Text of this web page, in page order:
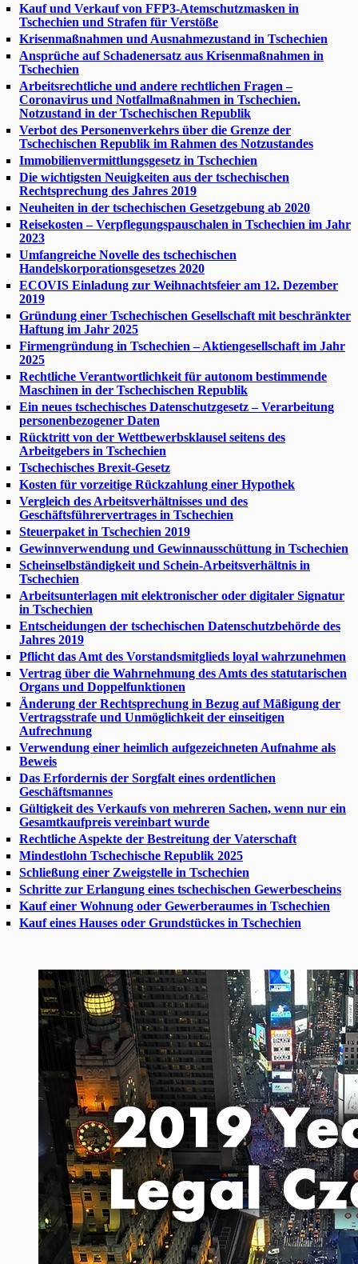
Kauf und Verkauf von FFP3-Atemschutzmasken in
Tschechien und Strafen für Verstöße
Krisenmaßnahmen und Ausnahmezustand in Tschechien
Ansprüche auf Schadenersatz aus Krisenmaßnahmen in
Tschechien
Arbeitsrechtliche und andere rechtlichen Fragen –
Coronavirus und Notfallmaßnahmen in Tschechien.
Notzustand in der Tschechischen Republik
Verbot des Personenverkehrs über die Grenze der
Tschechischen Republik im Rahmen des Notzustandes
Immobilienvermittlungsgesetz in Tschechien
Die wichtigsten Neuigkeiten aus der tschechischen
Rechtsprechung des Jahres 2019
Neuheiten in der tschechischen Gesetzgebung ab 2020
Reisekosten – Verpflegungspauschalen in Tschechien im Jahr
2023
Umfangreiche Novelle des tschechischen
Handelskorporationsgesetzes 2020
ECOVIS Einladung zur Weihnachtsfeier am 12. Dezember
2019
Gründung einer Tschechischen Gesellschaft mit beschränkter
Haftung im Jahr 2025
Firmengründung in Tschechien – Aktiengesellschaft im Jahr
2025
Rechtliche Verantwortlichkeit für autonom bestimmende
Maschinen in der Tschechischen Republik
Ein neues tschechisches Datenschutzgesetz – Verarbeitung
personenbezogener Daten
Rücktritt von der Wettbewerbsklausel seitens des
Arbeitgebers in Tschechien
Tschechisches Brexit-Gesetz
Kosten für vorzeitige Rückzahlung einer Hypothek
Vergleich des Arbeitsverhältnisses und des
Geschäftsführervertrages in Tschechien
Steuerpaket in Tschechien 2019
Gewinnverwendung und Gewinnausschüttung in Tschechien
Scheinselbständigkeit und Schein-Arbeitsverhältnis in
Tschechien
Arbeitsunterlagen mit elektronischer oder digitaler Signatur
in Tschechien
Entscheidungen der tschechischen Datenschutzbehörde des
Jahres 2019
Pflicht das Amt des Vorstandsmitglieds loyal wahrzunehmen
Vertrag über die Wahrnehmung des Amts des statutarischen
Organs und Doppelfunktionen
Änderung der Rechtsprechung in Bezug auf Mäßigung der
Vertragsstrafe und Unmöglichkeit der einseitigen
Aufrechnung
Verwendung einer heimlich aufgezeichneten Aufnahme als
Beweis
Das Erfordernis der Sorgfalt eines ordentlichen
Geschäftsmannes
Gültigkeit des Verkaufs von mehreren Sachen, wenn nur ein
Gesamtkaufpreis vereinbart wurde
Rechtliche Aspekte der Bestreitung der Vaterschaft
Mindestlohn Tschechische Republik 2025
Schließung einer Zweigstelle in Tschechien
Schritte zur Erlangung eines tschechischen Gewerbescheins
Kauf einer Wohnung oder Gewerberaumes in Tschechien
Kauf eines Hauses oder Grundstückes in Tschechien